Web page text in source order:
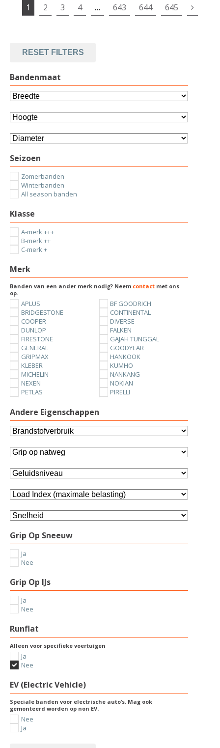
1 2 3 4 … 643 644 645
RESET FILTERS
Bandenmaat
Seizoen
Zomerbanden
Winterbanden
All season banden
Klasse
A-merk +++
B-merk ++
C-merk +
Merk
Banden van een ander merk nodig? Neem contact met ons
op.
APLUS
BF GOODRICH
BRIDGESTONE
CONTINENTAL
COOPER
DIVERSE
DUNLOP
FALKEN
FIRESTONE
GAJAH TUNGGAL
GENERAL
GOODYEAR
GRIPMAX
HANKOOK
KLEBER
KUMHO
MICHELIN
NANKANG
NEXEN
NOKIAN
PETLAS
PIRELLI
UNIROYAL
YOKOHAMA
Andere Eigenschappen
Grip Op Sneeuw
Ja
Nee
Grip Op IJs
Ja
Nee
Runflat
Alleen voor specifieke voertuigen
Ja
Nee
EV (Electric Vehicle)
Speciale banden voor electrische auto’s. Mag ook
gemonteerd worden op non EV.
Nee
Ja